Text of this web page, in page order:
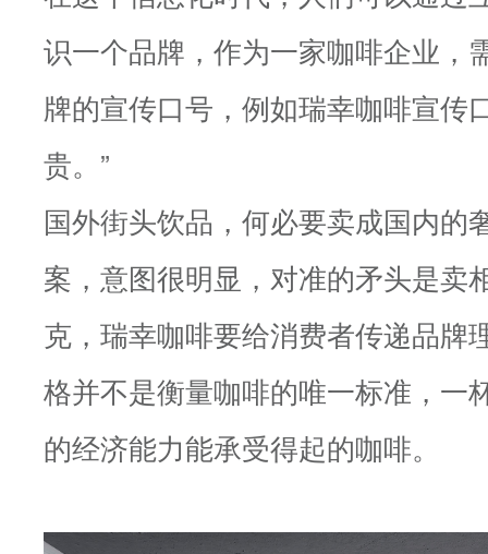
识一个品牌，作为一家咖啡企业，
牌的宣传口号，例如瑞幸咖啡宣传
贵。”
国外街头饮品，何必要卖成国内的
案，意图很明显，对准的矛头是卖
克，瑞幸咖啡要给消费者传递品牌
格并不是衡量咖啡的唯一标准，一
的经济能力能承受得起的咖啡。